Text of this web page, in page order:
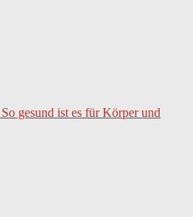
gesund ist es für Körper und